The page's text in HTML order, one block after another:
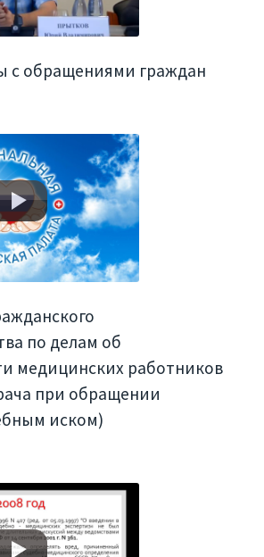
с обращениями граждан
по делам об
медицинских работников
при обращении
иском)